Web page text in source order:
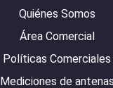
Quiénes Somos
Área Comercial
Políticas Comerciales
Mediciones de antenas